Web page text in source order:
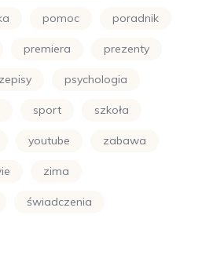
pomoc poradnik
premiera prezenty
psychologia
sport szkoła
youtube zabawa
zima
świadczenia